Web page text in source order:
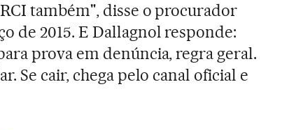
também", disse o procurador
de 2015. E Dallagnol responde:
prova em denúncia, regra geral.
Se cair, chega pelo canal oficial e